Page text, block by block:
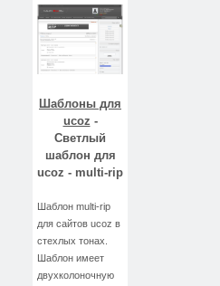
Шаблоны для
ucoz -
Светлый
шаблон для
ucoz - multi-rip
Шаблон multi-rip
для сайтов ucoz в
стехлых тонах.
Шаблон имеет
двухколоночную